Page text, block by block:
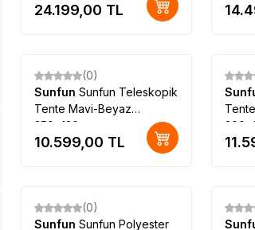
24.199,00 TL
(0)
Sunfun Sunfun Teleskopik
Tente Mavi-Beyaz
250x130 cm
10.599,00 TL
(0)
Sunfun Sunfun Polyester